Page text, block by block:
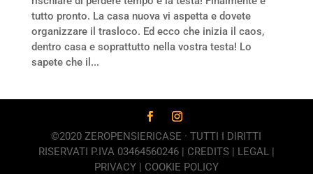
tutto pronto. La casa nuova vi aspetta e dovete
organizzare il trasloco. Ed ecco che inizia il caos,
dentro casa e soprattutto nella vostra testa! Lo
sapete che il...
©2020 ZEROPENSIERICASE · TUTTI I DIRITTI
RISERVATI P.IVA 03464560246 | CREDITS| LEGAL|
PRIVACY| COOKIE POLICY